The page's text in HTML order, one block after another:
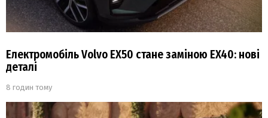
Електромобіль Volvo EX50 стане заміною EX40: нові
деталі
8 годин тому